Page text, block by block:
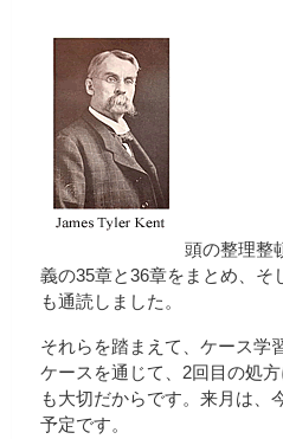
頭の整理整
義の35章と36章をまとめ、そ
も通読しました。
それらを踏まえて、ケース学
ケースを通じて、2回目の処
も大切だからです。来月は、
予定です。